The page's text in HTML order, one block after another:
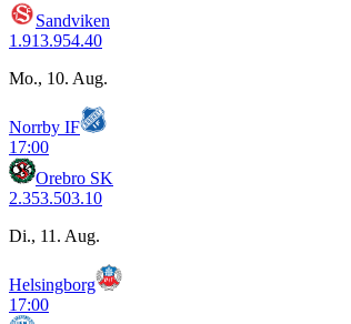
Sandviken
1.913.954.40
Mo., 10. Aug.
Norrby IF
17:00
Orebro SK
2.353.503.10
Di., 11. Aug.
Helsingborg
17:00